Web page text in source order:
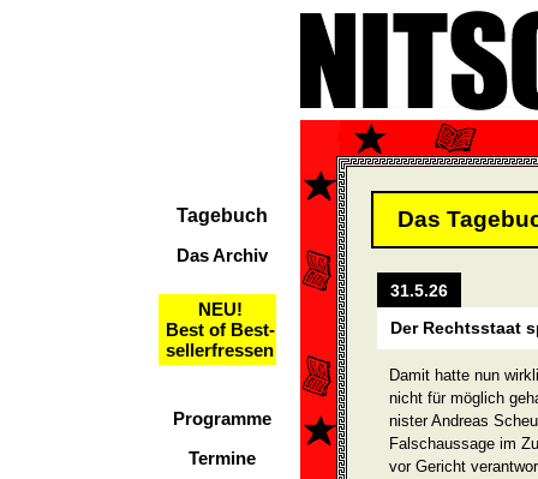
Tagebuch
Das Archiv
NEU!
Best of Best-
sellerfressen
Programme
Termine
Das
31.5.26
Der Rechtsstaat
Damit hatte nun
nicht für möglich
nister Andreas
Falschaussage im
vor Gericht